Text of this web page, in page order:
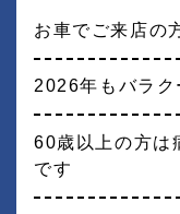
お車でご来店の
2026年もバラク
60歳以上の方は
です